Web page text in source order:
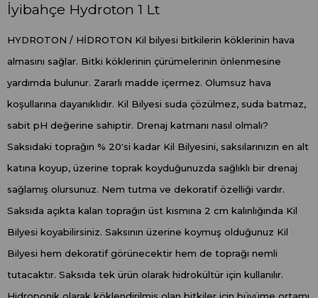
İyibahçe Hydroton 1 Lt
HYDROTON / HİDROTON Kil bilyesi bitkilerin köklerinin hava
almasını sağlar. Bitki köklerinin çürümelerinin önlenmesine
yardımda bulunur. Zararlı madde içermez. Olumsuz hava
koşullarına dayanıklıdır. Kil Bilyesi suda çözülmez, suda batmaz,
sabit pH değerine sahiptir. Drenaj katmanı nasıl olmalı?
Saksıdaki toprağın % 20'si kadar Kil Bilyesini, saksılarınızın en alt
katına koyup, üzerine toprak koyduğunuzda sağlıklı bir drenaj
sağlamış olursunuz. Nem tutma ve dekoratif özelliği vardır.
Saksıda açıkta kalan toprağın üst kısmına 2 cm kalınlığında Kil
Bilyesi koyabilirsiniz. Saksının üzerine koymuş olduğunuz Kil
Bilyesi hem dekoratif görünecektir hem de toprağı nemli
tutacaktır. Saksıda tek ürün olarak hidrokültür için kullanılır.